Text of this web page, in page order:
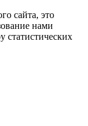
сайта, это
нами
статистических